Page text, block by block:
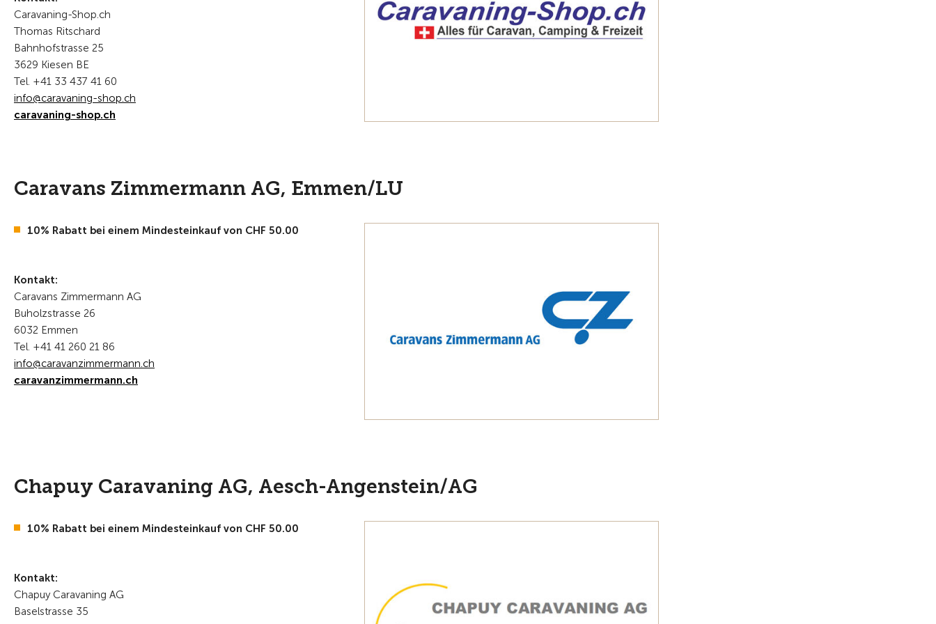
Caravaning-Shop.ch
Thomas Ritschard
Bahnhofstrasse 25
3629 Kiesen BE
Tel. +41 33 437 41 60
nf
c r v n ng-sh p ch
caravaning-shop.ch
Caravans Zimmermann AG, Emmen/LU
10% Rabatt bei einem Mindesteinkauf von CHF 50.00
Kontakt:
Caravans Zimmermann AG
Buholzstrasse 26
6032 Emmen
Tel. +41 41 260 21 86
nf
c r v nzmm rm nn ch
caravanzimmermann.ch
Chapuy Caravaning AG, Aesch-Angenstein/AG
10% Rabatt bei einem Mindesteinkauf von CHF 50.00
Kontakt:
Chapuy Caravaning AG
Baselstrasse 35